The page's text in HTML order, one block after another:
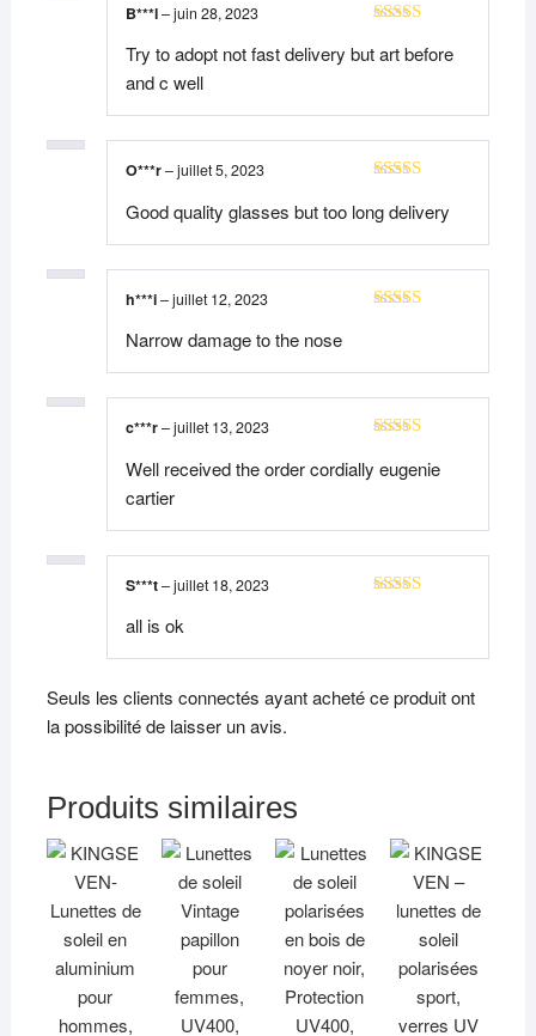
B***l–juin 28, 2023
Try to adopt not fast delivery but art before
and c well
sur 5
O***r–juillet 5, 2023
Good quality glasses but too long delivery
h***i–juillet 12, 2023
Narrow damage to the nose
c***r–juillet 13, 2023
Well received the order cordially eugenie
cartier
S***t–juillet 18, 2023
all is ok
Seuls les clients connectés ayant acheté ce produit ont
la possibilité de laisser un avis.
Produits similaires